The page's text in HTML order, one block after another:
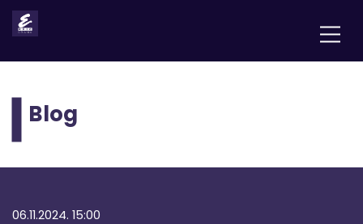
Blog
06.11.2024. 15:00